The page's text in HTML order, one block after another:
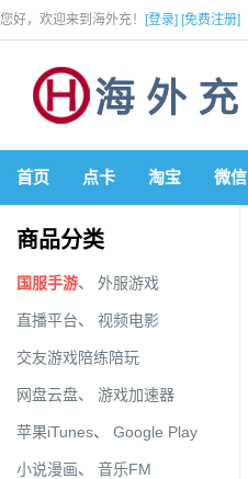
您好，欢迎来到海外充！ [登录] [免费注册]
首页 点卡 淘宝 微信
商品分类
国服手游、 外服游戏
直播平台、 视频电影
交友游戏陪练陪玩
网盘云盘、 游戏加速器
苹果iTunes、 Google Play
小说漫画、 音乐FM